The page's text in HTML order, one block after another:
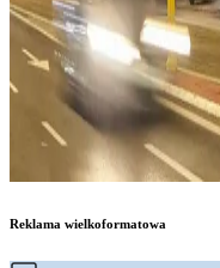
Reklama wielkoformatowa